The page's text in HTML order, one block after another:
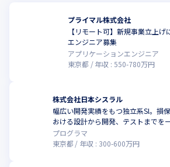
プライマル株式会社
【リモート可】新規事業立上
エンジニア募集
アプリケーションエンジニア
東京都
年収 : 550-780万円
株式会社日本シスラル
幅広い開発実績をもつ独立系SI。損
おける設計から開発、テストまでを
プログラマ
東京都
年収 : 300-600万円